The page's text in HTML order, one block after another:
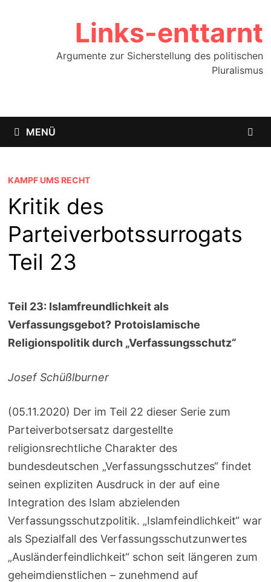
Links-enttarnt
Argumente zur Sicherstellung des politischen
Pluralismus
MENÜ
KAMPF UMS RECHT
Kritik des
Parteiverbotssurrogats
Teil 23
Teil 23: Islamfreundlichkeit als
Verfassungsgebot? Protoislamische
Religionspolitik durch „Verfassungsschutz“
Josef Schüßlburner
(05.11.2020) Der im Teil 22 dieser Serie zum
Parteiverbotsersatz dargestellte
religionsrechtliche Charakter des
bundesdeutschen „Verfassungsschutzes“ findet
seinen expliziten Ausdruck in der auf eine
Integration des Islam abzielenden
Verfassungsschutzpolitik. „Islamfeindlichkeit“ war
als Spezialfall des Verfassungsschutzunwertes
„Ausländerfeindlichkeit“ schon seit längeren zum
geheimdienstlichen – zunehmend auf